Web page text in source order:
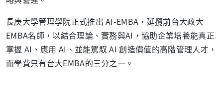
長庚大學管理學院正式推出 AI-EMBA，延攬前台大政大
EMBA名師，以結合理論、實務與AI，協助企業培養能真正
掌握 AI、應用 AI、並能駕馭 AI 創造價值的高階管理人才，
而學費只有台大EMBA的三分之一。